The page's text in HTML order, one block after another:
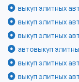
выкуп элитных
выкуп элитных
выкуп элитных
автовыкуп
выкуп элитных
выкуп элитных